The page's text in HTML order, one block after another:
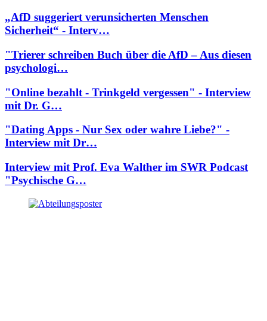
„AfD suggeriert verunsicherten Menschen
Sicherheit“ - Interv…
"Trierer schreiben Buch über die AfD – Aus diesen
psychologi…
"Online bezahlt - Trinkgeld vergessen" - Interview
mit Dr. G…
"Dating Apps - Nur Sex oder wahre Liebe?" -
Interview mit Dr…
Interview mit Prof. Eva Walther im SWR Podcast
"Psychische G…